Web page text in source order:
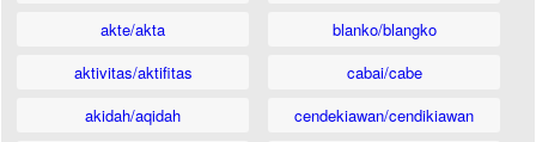
akte/akta
aktivitas/aktifitas
akidah/aqidah
blanko/blangko
cabai/cabe
cendekiawan/cendikiawan